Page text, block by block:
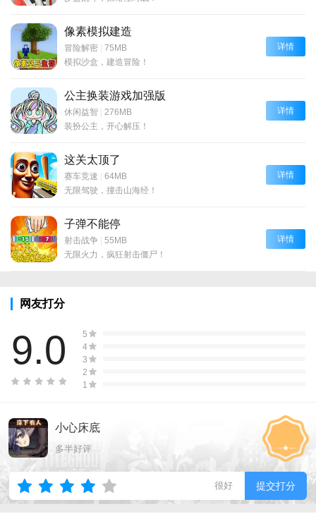
像素模拟建造
冒险解密 | 75MB
模拟沙盒，建造冒险！
详情
公主换装游戏加强版
休闲益智 | 276MB
装扮公主，开心解压！
详情
这关太顶了
赛车竞速 | 64MB
无限驾驶，撞击山海经！
详情
子弹不能停
射击战争 | 55MB
无限火力，疯狂射击僵尸！
详情
网友打分
9.0
5
4
3
2
1
小心床底
多半好评
很好 提交打分